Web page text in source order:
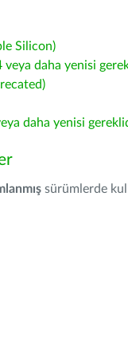
Silicon)
veya daha yenisi
daha yenisi
sürümlerde